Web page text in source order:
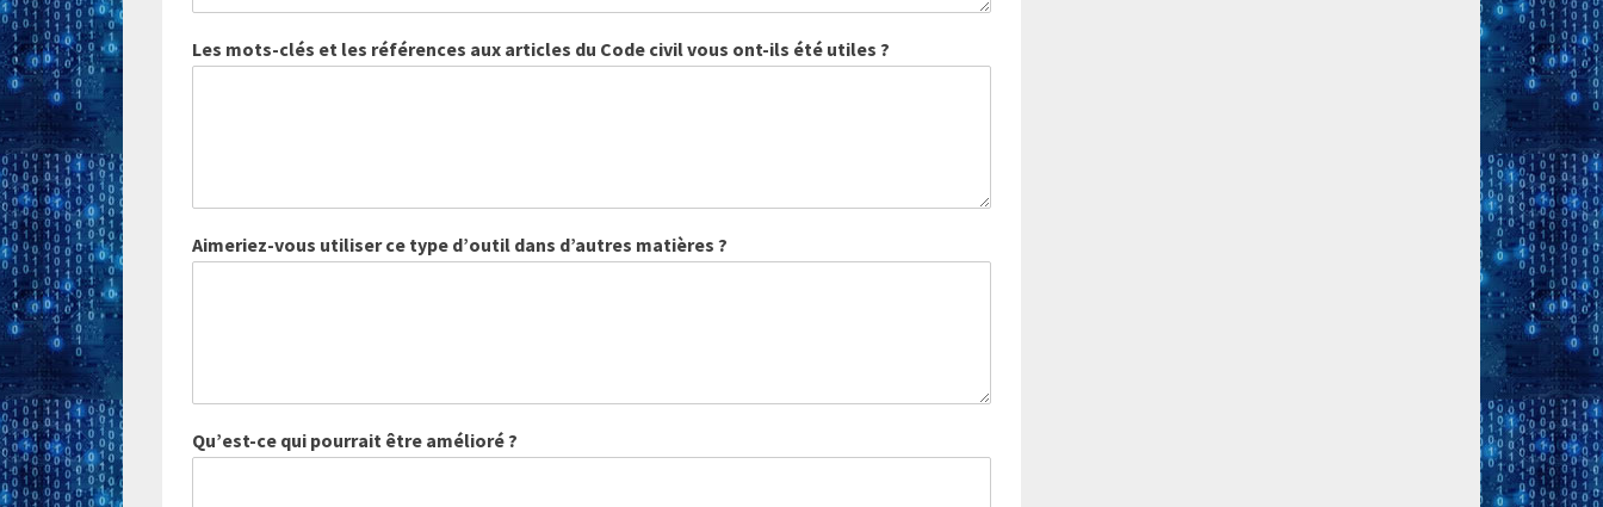
Les mots-clés et les références aux articles du Code civil vous ont-ils été utiles ?
Aimeriez-vous utiliser ce type d’outil dans d’autres matières ?
?
Qu’est-ce qui pourrait être amélioré ?